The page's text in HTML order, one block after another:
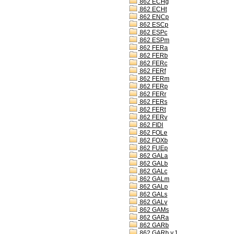
862 ECHg
862 ECHt
862 ENCp
862 ESCp
862 ESPc
862 ESPm
862 FERa
862 FERb
862 FERc
862 FERf
862 FERm
862 FERp
862 FERr
862 FERs
862 FERt
862 FERv
862 FIDl
862 FOLe
862 FOXb
862 FUEp
862 GALa
862 GALb
862 GALc
862 GALm
862 GALp
862 GALs
862 GALv
862 GAMs
862 GARa
862 GARb